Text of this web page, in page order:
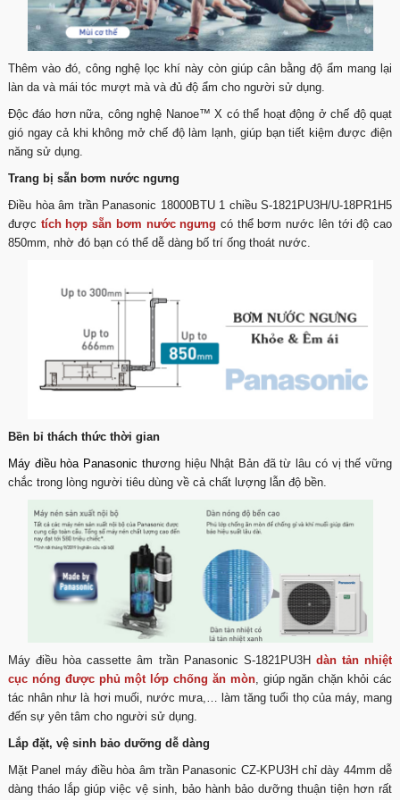
Thêm vào đó, công nghệ lọc khí này còn giúp cân bằng độ ẩm mang lại
làn da và mái tóc mượt mà và đủ độ ẩm cho người sử dụng.
Độc đáo hơn nữa, công nghệ Nanoe™ X có thể hoạt động ở chế độ quạt
gió ngay cả khi không mở chế độ làm lạnh, giúp bạn tiết kiệm được điện
năng sử dụng.
Trang bị sẵn bơm nước ngưng
Điều hòa âm trần Panasonic 18000BTU 1 chiều S-1821PU3H/U-18PR1H5
được tích hợp sẵn bơm nước ngưng có thể bơm nước lên tới độ cao
850mm, nhờ đó bạn có thể dễ dàng bố trí ống thoát nước.
Bền bỉ thách thức thời gian
Máy điều hòa Panasonic thương hiệu Nhật Bản đã từ lâu có vị thế vững
chắc trong lòng người tiêu dùng về cả chất lượng lẫn độ bền.
Máy điều hòa cassette âm trần Panasonic S-1821PU3H dàn tản nhiệt
cục nóng được phủ một lớp chống ăn mòn, giúp ngăn chặn khỏi các
tác nhân như là hơi muối, nước mưa,… làm tăng tuổi thọ của máy, mang
đến sự yên tâm cho người sử dụng.
Lắp đặt, vệ sinh bảo dưỡng dễ dàng
Mặt Panel máy điều hòa âm trần Panasonic CZ-KPU3H chỉ dày 44mm dễ
dàng tháo lắp giúp việc vệ sinh, bảo hành bảo dưỡng thuận tiện hơn rất